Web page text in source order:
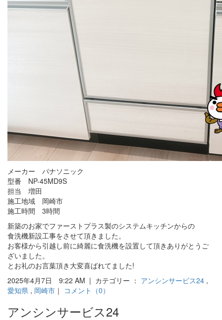
メーカー パナソニック
型番 NP-45MD9S
担当 増田
施工地域 岡崎市
施工時間 3時間
新築のお家でファーストプラス製のシステムキッチンからの
食洗機新設工事をさせて頂きました。
お客様から引越し前に綺麗に食洗機を設置して頂きありがとうご
ざいました。
とお礼のお言葉頂き大変喜ばれてました!
2025年4月7日 9:22 AM | カテゴリー ： アンシンサービス24 ,
愛知県 , 岡崎市 ｜ コメント（0）
アンシンサービス24